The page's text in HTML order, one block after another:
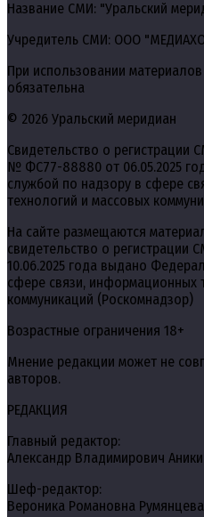
Название СМИ: "Уральский
Учредитель СМИ: ООО
При использовании
обязательна
© 2026 Уральский меридиан
Свидетельство о регистрации
№ ФС77-88880 от 06.05.2025
службой по надзору в сфере
технологий и массовых
На сайте размещаются
свидетельство о
10.06.2025 года выдано
сфере связи, информационных
коммуникаций (Роскомнадзор)
Возрастные ограничения 18+
Мнение редакции может не
авторов.
РЕДАКЦИЯ
Главный редактор:
Александр Владимирович
Шеф-редактор:
Вероника Романовна Румянцева